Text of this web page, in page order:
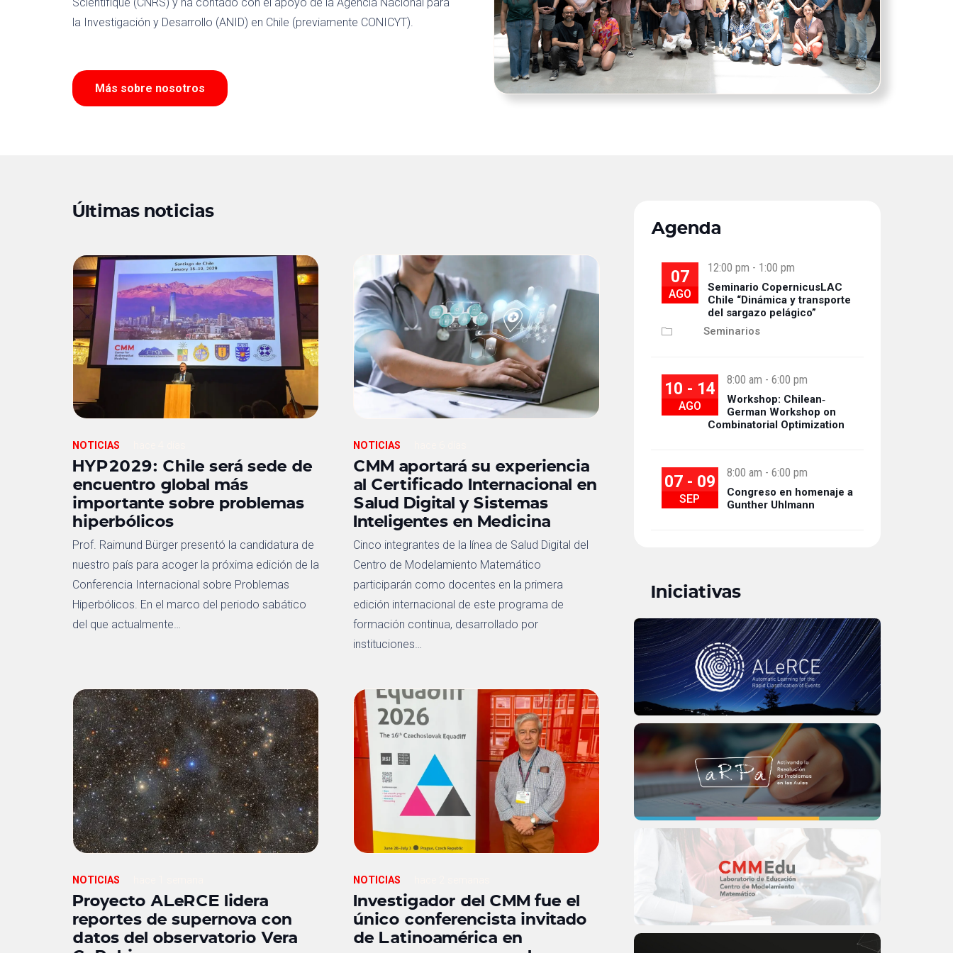
la Investigación y Desarrollo (ANID) en Chile (previamente CONICYT).
Más sobre nosotros
Últimas noticias
NOTICIAS
HYP2029: Chile será sede de
encuentro global más
importante sobre problemas
hiperbólicos
Prof. Raimund Bürger presentó la candidatura de
nuestro país para acoger la próxima edición de la
Conferencia Internacional sobre Problemas
Hiperbólicos. En el marco del periodo sabático
del que actualmente…
NOTICIAS
CMM aportará su experiencia
al Certificado Internacional en
Salud Digital y Sistemas
Inteligentes en Medicina
Cinco integrantes de la línea de Salud Digital del
Centro de Modelamiento Matemático
participarán como docentes en la primera
edición internacional de este programa de
formación continua, desarrollado por
instituciones…
NOTICIAS
Proyecto ALeRCE lidera
reportes de supernova con
datos del observatorio Vera
NOTICIAS
Investigador del CMM fue el
único conferencista invitado
de Latinoamérica en
Agenda
07
AGO
12:00 pm - 1:00 pm
Seminario CopernicusLAC
Chile “Dinámica y transporte
del sargazo pelágico”
Seminarios
10 - 14
AGO
8:00 am - 6:00 pm
Workshop: Chilean‐
German Workshop on
Combinatorial Optimization
07 - 09
SEP
8:00 am - 6:00 pm
Congreso en homenaje a
Gunther Uhlmann
Iniciativas